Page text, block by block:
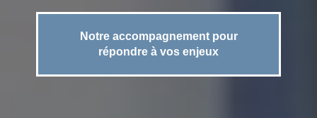
Notre accompagnement pour
répondre à vos enjeux